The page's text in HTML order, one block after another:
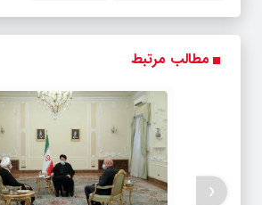
مطالب مرتبط
‹